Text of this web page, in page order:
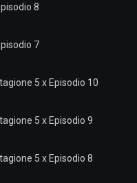
8
7
5 x Episodio 10
5 x Episodio 9
5 x Episodio 8